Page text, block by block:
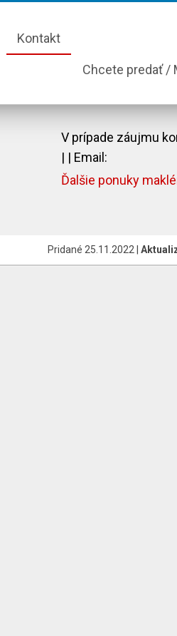
Kontakt
Chcete predať /
V prípade záujmu
| | Email:
Ďalšie ponuky
Pridané 25.11.2022 |